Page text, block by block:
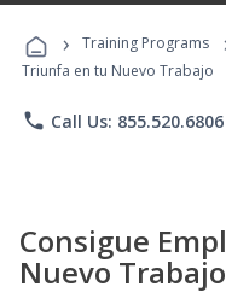
› Training Programs
Triunfa en tu Nuevo Trabajo
phone Call Us: 855.520.6806
Consigue
Nuevo Trabajo